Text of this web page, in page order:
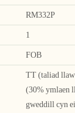
RM332P
1
FOB
TT (taliad
(30% ymlaen
gweddill cyn